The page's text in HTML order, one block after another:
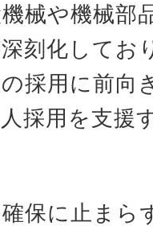
械や機械部
刻化してお
採用に前向
採用を支援
保に止まら